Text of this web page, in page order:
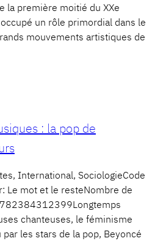
la première moitié du XXe
un rôle primordial dans le
mouvements artistiques de
: la pop de
International, SociologieCode
Le mot et le resteNombre de
chanteuses, le féminisme
les stars de la pop, Beyoncé